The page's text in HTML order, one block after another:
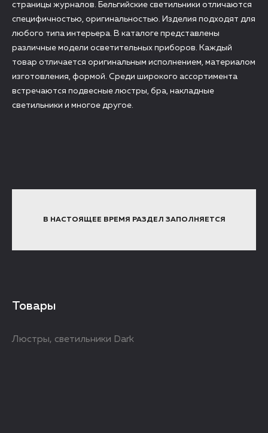
страницы журналов. Бельгийские светильники отличаются
специфичностью, оригинальностью. Изделия подходят для
любого типа интерьера. В каталоге представлены
различные модели осветительных приборов. Каждый
товар отличается оригинальным исполнением, материалом
изготовления, формой. Среди широкого ассортимента
встречаются подвесные люстры, бра, накладные
светильники и многое другое.
В НАСТОЯЩЕЕ ВРЕМЯ РАЗДЕЛ ЗАПОЛНЯЕТСЯ
Товары
Люстры, светильники Dark